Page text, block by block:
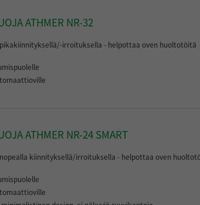
ATHMER NR-32
irroituksella - helpottaa oven huoltotöitä
ATHMER NR-24 SMART
kiinnityksellä/irroituksella - helpottaa oven